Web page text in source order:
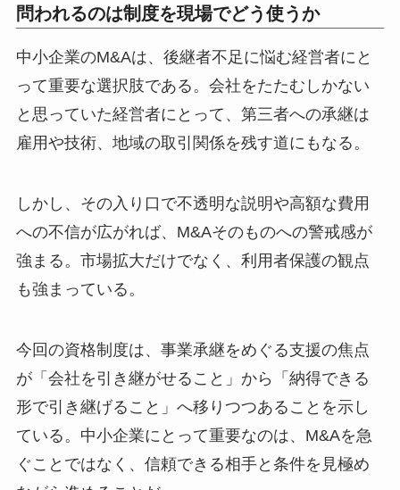
問われるのは制度を現場でどう使うか
中小企業のM&Aは、後継者不足に悩む経営者にと
って重要な選択肢である。会社をたたむしかない
と思っていた経営者にとって、第三者への承継は
雇用や技術、地域の取引関係を残す道にもなる。
しかし、その入り口で不透明な説明や高額な費用
への不信が広がれば、M&Aそのものへの警戒感が
強まる。市場拡大だけでなく、利用者保護の観点
も強まっている。
今回の資格制度は、事業承継をめぐる支援の焦点
が「会社を引き継がせること」から「納得できる
形で引き継げること」へ移りつつあることを示し
ている。中小企業にとって重要なのは、M&Aを急
ぐことではなく、信頼できる相手と条件を見極め